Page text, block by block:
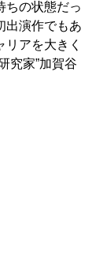
ちの状態だっ
出演作でもあ
アを大きく
究家”加賀谷